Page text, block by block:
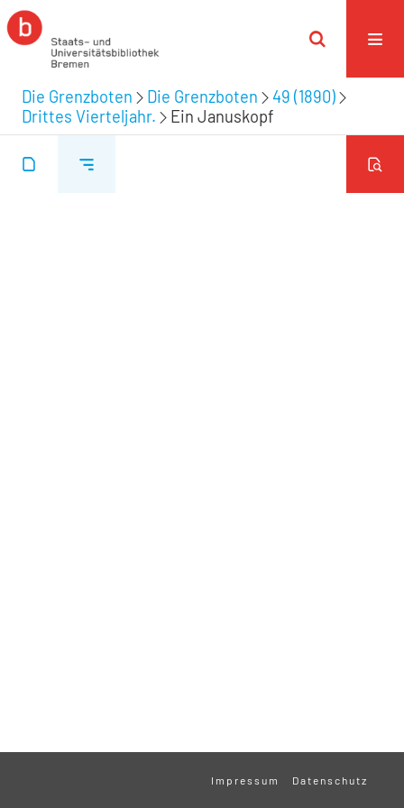
Die Grenzboten Die Grenzboten
49 (1890)
Drittes Vierteljahr.
Ein Januskopf
Impressum Datenschutz